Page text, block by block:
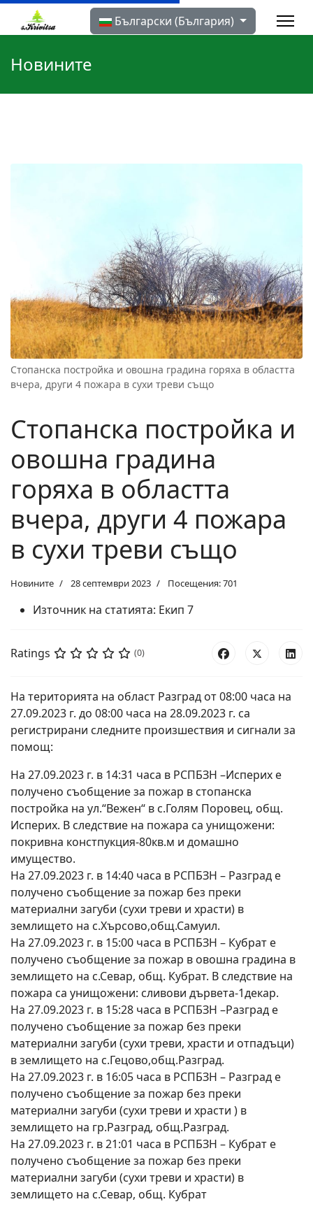
Изберете език
Български (България)
Новините
Стопанска постройка и овошна градина горяха в областта
вчера, други 4 пожара в сухи треви също
Стопанска постройка и
овошна градина
горяха в областта
вчера, други 4 пожара
в сухи треви също
Новините 28 септември 2023 Посещения: 701
Източник на статията: Екип 7
Ratings (0)
На територията на област Разград от 08:00 часа на
27.09.2023 г. до 08:00 часа на 28.09.2023 г. са
регистрирани следните произшествия и сигнали за
помощ:
На 27.09.2023 г. в 14:31 часа в РСПБЗН –Исперих е
получено съобщение за пожар в стопанска
постройка на ул.“Вежен“ в с.Голям Поровец, общ.
Исперих. В следствие на пожара са унищожени:
покривна констпукция-80кв.м и домашно
имущество.
На 27.09.2023 г. в 14:40 часа в РСПБЗН – Разград е
получено съобщение за пожар без преки
материални загуби (сухи треви и храсти) в
землището на с.Хърсово,общ.Самуил.
На 27.09.2023 г. в 15:00 часа в РСПБЗН – Кубрат е
получено съобщение за пожар в овошна градина в
землището на с.Севар, общ. Кубрат. В следствие на
пожара са унищожени: сливови дървета-1декар.
На 27.09.2023 г. в 15:28 часа в РСПБЗН –Разград е
получено съобщение за пожар без преки
материални загуби (сухи треви, храсти и отпадъци)
в землището на с.Гецово,общ.Разград.
На 27.09.2023 г. в 16:05 часа в РСПБЗН – Разград е
получено съобщение за пожар без преки
материални загуби (сухи треви и храсти ) в
землището на гр.Разград, общ.Разград.
На 27.09.2023 г. в 21:01 часа в РСПБЗН – Кубрат е
получено съобщение за пожар без преки
материални загуби (сухи треви и храсти) в
землището на с.Севар, общ. Кубрат